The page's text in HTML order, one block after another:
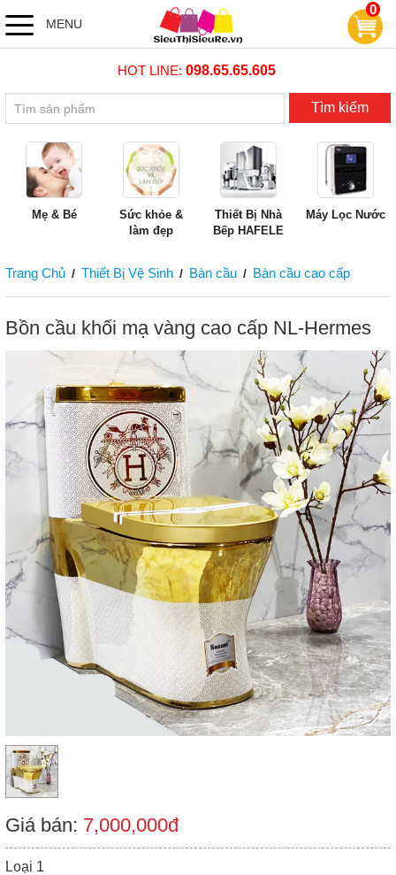
MENU
0
HOT LINE: 098.65.65.605
Tìm kiếm
Mẹ & Bé
Sức khỏe &
làm đẹp
Thiết Bị Nhà
Bếp HAFELE
Máy Lọc Nước
Trang Chủ / Thiết Bị Vệ Sinh / Bàn cầu / Bàn cầu cao cấp
Bồn cầu khối mạ vàng cao cấp NL-Hermes
Giá bán: 7,000,000đ
Loại 1